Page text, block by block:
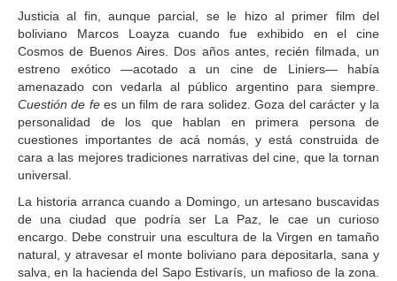
Justicia al fin, aunque parcial, se le hizo al primer film del
boliviano Marcos Loayza cuando fue exhibido en el cine
Cosmos de Buenos Aires. Dos años antes, recién filmada, un
estreno exótico —acotado a un cine de Liniers— había
amenazado con vedarla al público argentino para siempre.
Cuestión de fees un film de rara solidez. Goza del carácter y la
personalidad de los que hablan en primera persona de
cuestiones importantes de acá nomás, y está construida de
cara a las mejores tradiciones narrativas del cine, que la tornan
universal.
La historia arranca cuando a Domingo, un artesano buscavidas
de una ciudad que podría ser La Paz, le cae un curioso
encargo. Debe construir una escultura de la Virgen en tamaño
natural, y atravesar el monte boliviano para depositarla, sana y
salva, en la hacienda del Sapo Estivarís, un mafioso de la zona.